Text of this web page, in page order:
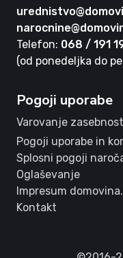
Telefon: 068 / 191
(od ponedeljka do
Pogoji uporabe
Varovanje
Pogoji uporabe in
Splosni pogoji
Oglaševanje
Impresum
Kontakt